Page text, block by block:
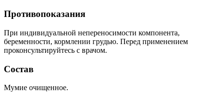
Противопоказания
При индивидуальной непереносимости компонента,
беременности, кормлении грудью. Перед применением
проконсультируйтесь с врачом.
Состав
Мумие очищенное.